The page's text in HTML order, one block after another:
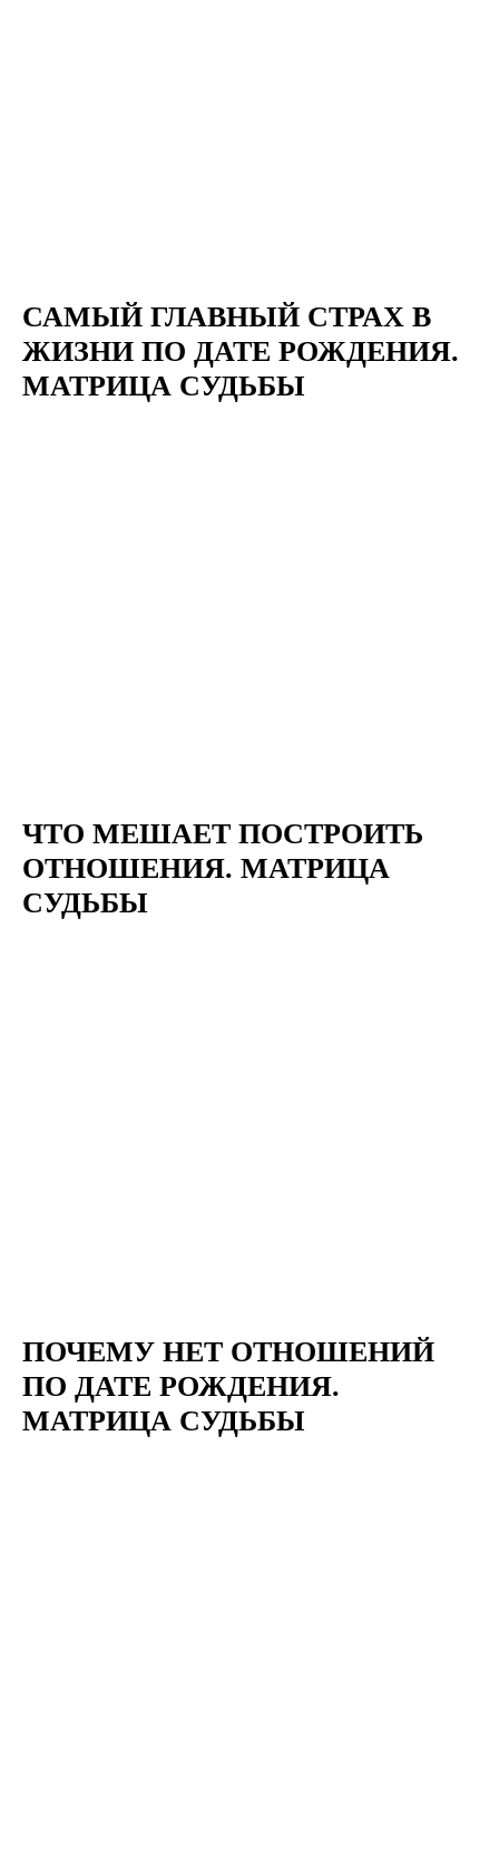
САМЫЙ ГЛАВНЫЙ СТРАХ В
ЖИЗНИ ПО ДАТЕ РОЖДЕНИЯ.
МАТРИЦА СУДЬБЫ
ЧТО МЕШАЕТ ПОСТРОИТЬ
ОТНОШЕНИЯ. МАТРИЦА
СУДЬБЫ
ПОЧЕМУ НЕТ ОТНОШЕНИЙ
ПО ДАТЕ РОЖДЕНИЯ.
МАТРИЦА СУДЬБЫ